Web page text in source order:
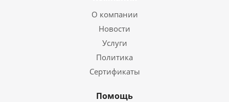
О компании
Новости
Услуги
Политика
Сертификаты
Помощь